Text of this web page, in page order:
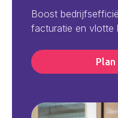
Boost
facturatie en vlotte